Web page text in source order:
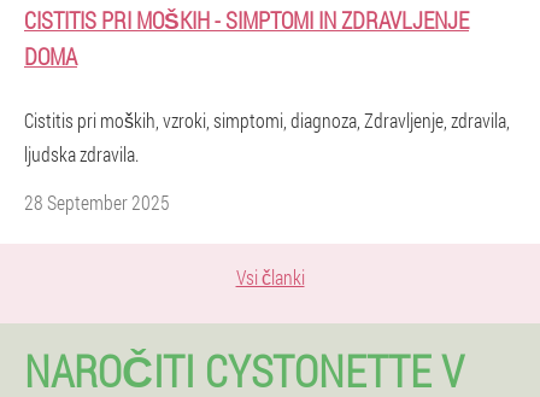
CISTITIS PRI MOŠKIH - SIMPTOMI IN ZDRAVLJENJE
DOMA
Cistitis pri moških, vzroki, simptomi, diagnoza, Zdravljenje, zdravila,
ljudska zdravila.
28 September 2025
Vsi članki
NAROČITI CYSTONETTE V